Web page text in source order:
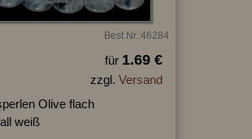
Best.Nr.:46284
für 1.69 €
zzgl. Versand
Olive flach
weiß